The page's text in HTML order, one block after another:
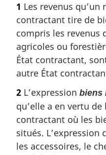
1 Les revenus qu’un
contractant tire de
compris les revenus
agricoles ou
État contractant,
autre État
2 L’expression biens
qu’elle a en vertu
contractant où les
situés. L’expression
les accessoires, le